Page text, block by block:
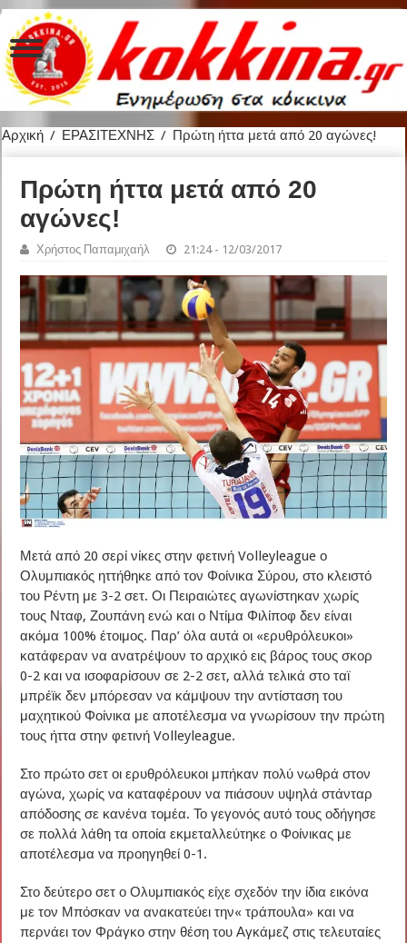
Αρχική / ΕΡΑΣΙΤΕΧΝΗΣ / Πρώτη ήττα μετά από 20 αγώνες!
Πρώτη ήττα μετά από 20
αγώνες!
Χρήστος Παπαμιχαήλ 21:24 - 12/03/2017
Μετά από 20 σερί νίκες στην φετινή Volleyleague ο
Ολυμπιακός ηττήθηκε από τον Φοίνικα Σύρου, στο κλειστό
του Ρέντη με 3-2 σετ. Οι Πειραιώτες αγωνίστηκαν χωρίς
τους Νταφ, Ζουπάνη ενώ και ο Ντίμα Φιλίποφ δεν είναι
ακόμα 100% έτοιμος. Παρ’ όλα αυτά οι «ερυθρόλευκοι»
κατάφεραν να ανατρέψουν το αρχικό εις βάρος τους σκορ
0-2 και να ισοφαρίσουν σε 2-2 σετ, αλλά τελικά στο ταϊ
μπρέϊκ δεν μπόρεσαν να κάμψουν την αντίσταση του
μαχητικού Φοίνικα με αποτέλεσμα να γνωρίσουν την πρώτη
τους ήττα στην φετινή Volleyleague.
Στο πρώτο σετ οι ερυθρόλευκοι μπήκαν πολύ νωθρά στον
αγώνα, χωρίς να καταφέρουν να πιάσουν υψηλά στάνταρ
απόδοσης σε κανένα τομέα. Το γεγονός αυτό τους οδήγησε
σε πολλά λάθη τα οποία εκμεταλλεύτηκε ο Φοίνικας με
αποτέλεσμα να προηγηθεί 0-1.
Στο δεύτερο σετ ο Ολυμπιακός είχε σχεδόν την ίδια εικόνα
με τον Μπόσκαν να ανακατεύει την« τράπουλα» και να
περνάει τον Φράγκο στην θέση του Αγκάμεζ στις τελευταίες